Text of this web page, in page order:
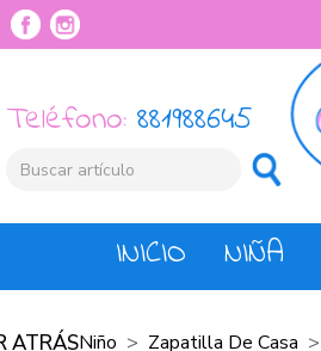
Teléfono: 881988645
INICIO NIÑA
ATRÁSNiño Zapatilla De Casa